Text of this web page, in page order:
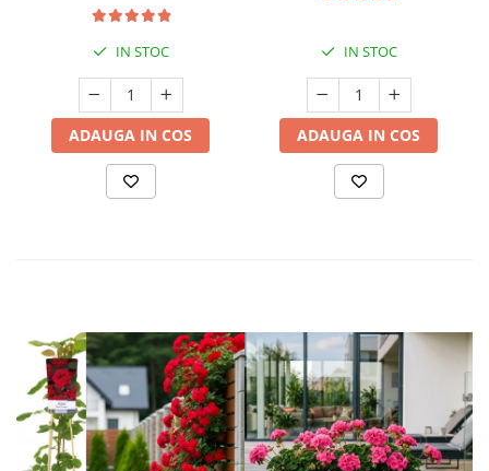
IN STOC
ADAUGA IN COS
IN STOC
ADAUGA IN COS